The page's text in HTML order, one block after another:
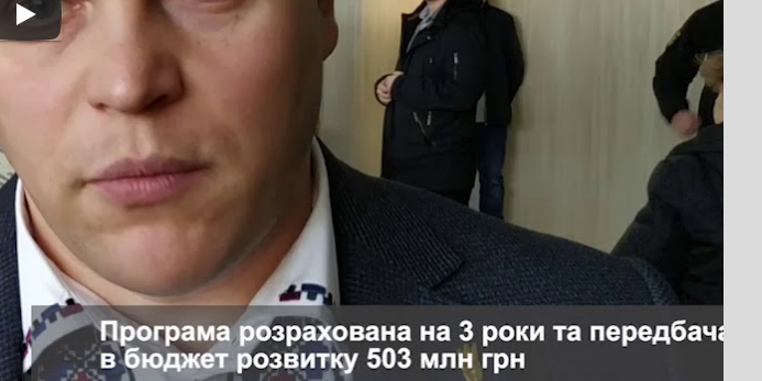
У Черкасах горів меблевий цех